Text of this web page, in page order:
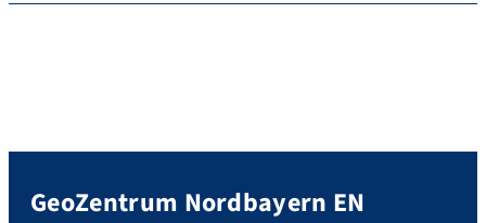
GeoZentrum Nordbayern EN